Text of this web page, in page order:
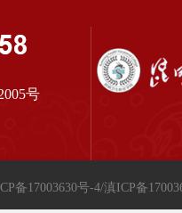
号
备17003630号-4/滇ICP备